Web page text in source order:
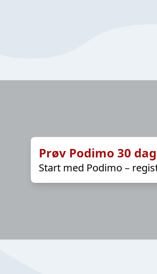
Prøv Podimo 30
Start med Podimo –